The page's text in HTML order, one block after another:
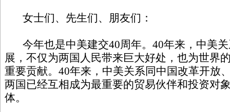
女士们、先生们、朋友们：
今年也是中美建交40周年。40年来，中美关
展，不仅为两国人民带来巨大好处，也为世界
重要贡献。40年来，中美关系同中国改革开放
两国已经互相成为最重要的贸易伙伴和投资对
体。